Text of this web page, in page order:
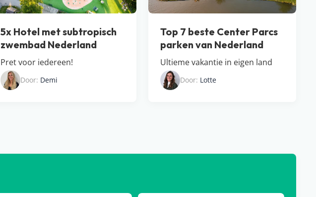
5x Hotel met subtropisch
zwembad Nederland
Pret voor iedereen!
Door: Demi
Top 7 beste Center Parcs
parken van Nederland
Ultieme vakantie in eigen land
Door: Lotte